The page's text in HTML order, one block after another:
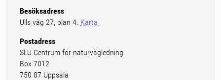
Besöksadress
Ulls väg 27, plan 4. Karta
Postadress
SLU Centrum för naturvägledning
Box 7012
750 07 Uppsala